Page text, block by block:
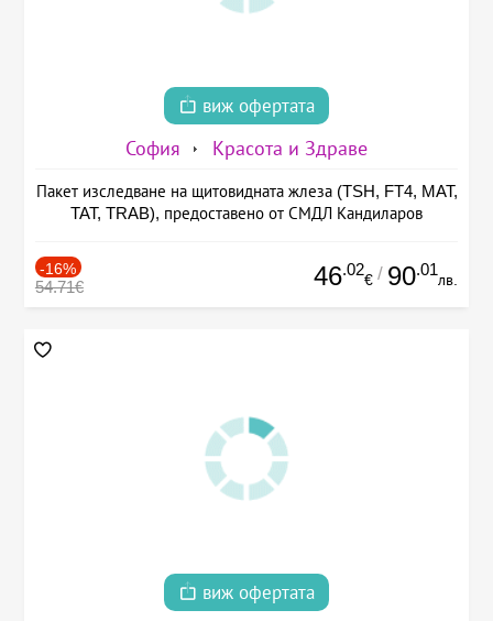
виж офертата
София Красота и Здраве
Пакет изследване на щитовидната жлеза (TSH, FT4, MAT,
TAT, TRAB), предоставено от СМДЛ Кандиларов
-16%
54.71€ 46.02
€ / 90.01
лв.
виж офертата